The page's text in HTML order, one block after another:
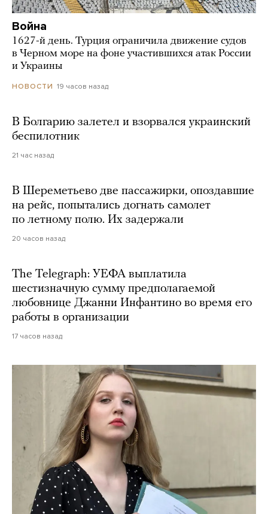
Война
1627-й день. Турция ограничила движение судов
в Черном море на фоне участившихся атак России
и Украины
НОВОСТИ 19 часов назад
В Болгарию залетел и взорвался украинский
беспилотник
21 час назад
В Шереметьево две пассажирки, опоздавшие
на рейс, попытались догнать самолет
по летному полю. Их задержали
20 часов назад
The Telegraph: УЕФА выплатила
шестизначную сумму предполагаемой
любовнице Джанни Инфантино во время его
работы в организации
17 часов назад